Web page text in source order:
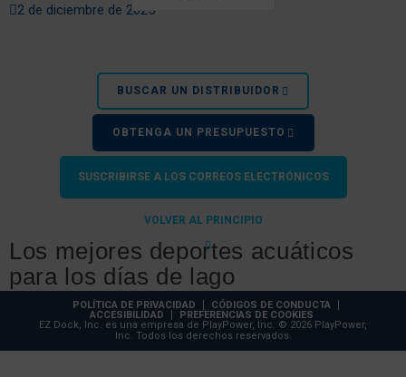
2 de diciembre de 2025
Los mejores deportes acuáticos
para los días de lago
14 de febrero de 2022
BUSCAR UN DISTRIBUIDOR
OBTENGA UN PRESUPUESTO
SUSCRIBIRSE A LOS CORREOS ELECTRÓNICOS
VOLVER AL PRINCIPIO
POLÍTICA DE PRIVACIDAD
CÓDIGOS DE CONDUCTA
ACCESIBILIDAD
PREFERENCIAS DE COOKIES
EZ Dock, Inc. es una empresa de PlayPower, Inc. © 2026 PlayPower,
Inc. Todos los derechos reservados.